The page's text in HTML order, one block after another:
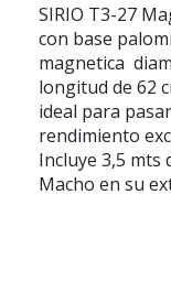
SIRIO T3-27
con base
magnetica
longitud de 62
ideal para
rendimiento
Incluye 3,5 mts
Macho en su